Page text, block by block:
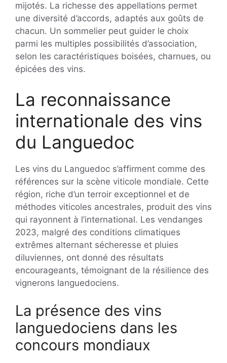
mijotés. La richesse des appellations permet
une diversité d’accords, adaptés aux goûts de
chacun. Un sommelier peut guider le choix
parmi les multiples possibilités d’association,
selon les caractéristiques boisées, charnues, ou
épicées des vins.
La reconnaissance
internationale des vins
du Languedoc
Les vins du Languedoc s’affirment comme des
références sur la scène viticole mondiale. Cette
région, riche d’un terroir exceptionnel et de
méthodes viticoles ancestrales, produit des vins
qui rayonnent à l’international. Les vendanges
2023, malgré des conditions climatiques
extrêmes alternant sécheresse et pluies
diluviennes, ont donné des résultats
encourageants, témoignant de la résilience des
vignerons languedociens.
La présence des vins
languedociens dans les
concours mondiaux